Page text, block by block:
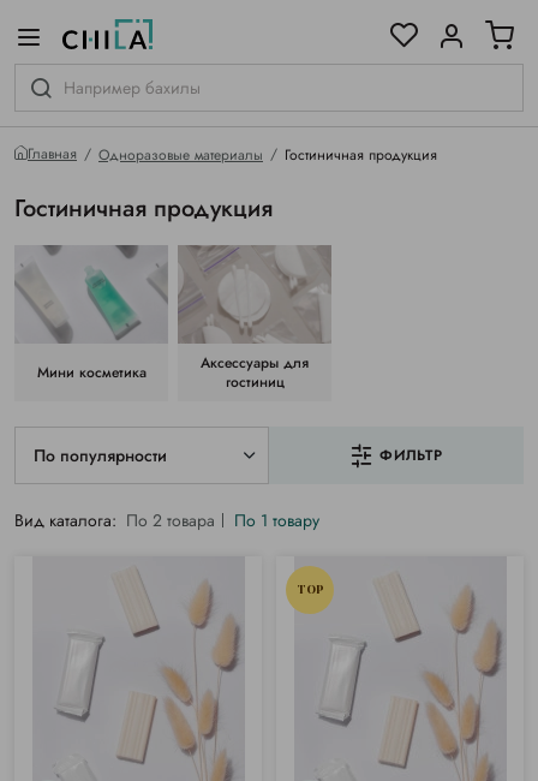
Главная Одноразовые материалы Гостиничная продукция
Гостиничная продукция
Мини косметика
Аксессуары для
гостиниц
По популярности ФИЛЬТР
Вид каталога: По 2 товара По 1 товару
TOP
гамме